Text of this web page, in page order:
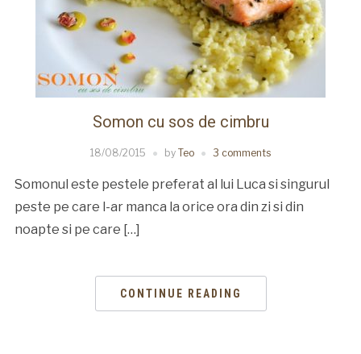
Somon cu sos de cimbru
18/08/2015 by Teo 3 comments
Somonul este pestele preferat al lui Luca si singurul
peste pe care l-ar manca la orice ora din zi si din
noapte si pe care […]
CONTINUE READING